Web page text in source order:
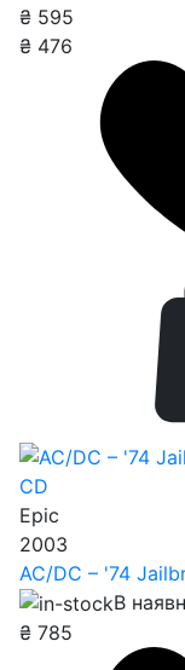
₴ 595
₴ 476
CD
Epic
2003
AC/DC – '74
В
₴ 785